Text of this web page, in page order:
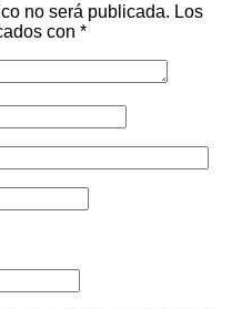
no será publicada. Los
con *